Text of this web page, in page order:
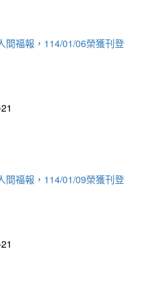
間福報，114/01/06榮獲刊登
間福報，114/01/09榮獲刊登